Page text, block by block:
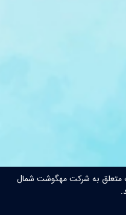
متعلق به شرکت مهگوشت شمال